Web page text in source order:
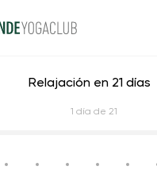
de yoga Relajación
Relajación en 21 días
1 día de 21